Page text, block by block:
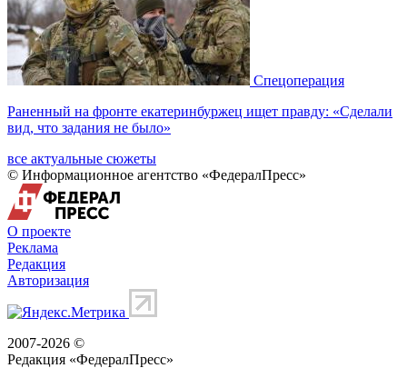
Спецоперация
Раненный на фронте екатеринбуржец ищет правду: «Сделали
вид, что задания не было»
все актуальные сюжеты
© Информационное агентство «ФедералПресс»
О проекте
Реклама
Редакция
Авторизация
2007-2026 ©
Редакция «ФедералПресс»